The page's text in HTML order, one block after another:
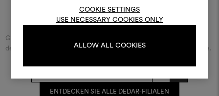
COOKIE SETTINGS
USE NECESSARY COOKIES ONLY
ALLOW ALL COOKIES
Finde Dedar
Geben Sie den Namen der Straße/des Platzes beziehungsweise
der Stadt ein und entdecken Sie den Dedar-Händler in Ihrer Nähe.
ENTDECKEN SIE ALLE DEDAR-FILIALEN